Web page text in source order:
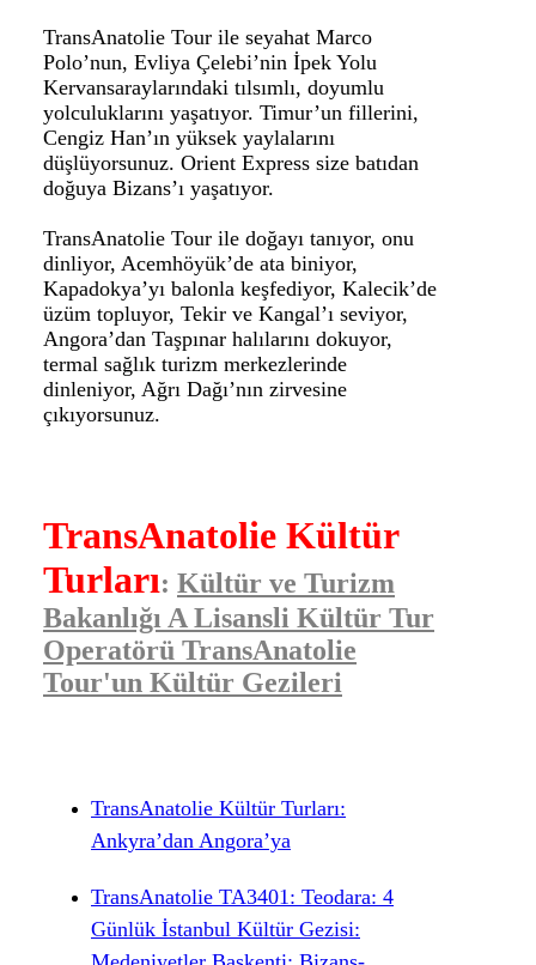
TransAnatolie Tour ile seyahat Marco
Polo’nun, Evliya Çelebi’nin İpek Yolu
Kervansaraylarındaki tılsımlı, doyumlu
yolculuklarını yaşatıyor. Timur’un fillerini,
Cengiz Han’ın yüksek yaylalarını
düşlüyorsunuz. Orient Express size batıdan
doğuya Bizans’ı yaşatıyor.
TransAnatolie Tour ile doğayı tanıyor, onu
dinliyor, Acemhöyük’de ata biniyor,
Kapadokya’yı balonla keşfediyor, Kalecik’de
üzüm topluyor, Tekir ve Kangal’ı seviyor,
Angora’dan Taşpınar halılarını dokuyor,
termal sağlık turizm merkezlerinde
dinleniyor, Ağrı Dağı’nın zirvesine
çıkıyorsunuz.
TransAnatolie Kültür
Turları: Kültür ve Turizm
Bakanlığı A Lisansli Kültür Tur
Operatörü TransAnatolie
Tour'un Kültür Gezileri
TransAnatolie Kültür Turları:
Ankyra’dan Angora’ya
TransAnatolie TA3401: Teodara: 4
Günlük İstanbul Kültür Gezisi: